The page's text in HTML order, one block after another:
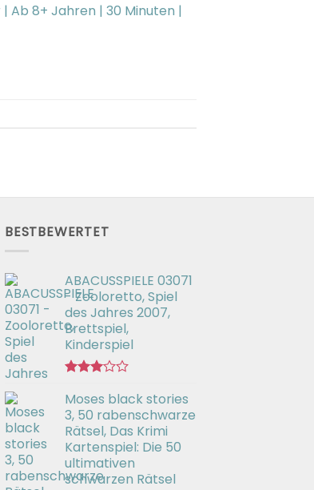
Ab 8+ Jahren | 30 Minuten |
BESTBEWERTET
ABACUSSPIELE 03071
- Zooloretto, Spiel
des Jahres 2007,
Brettspiel,
Kinderspiel
mit
3.02
von 5
Moses black stories
3, 50 rabenschwarze
Rätsel, Das Krimi
Kartenspiel: Die 50
ultimativen
schwarzen Rätsel